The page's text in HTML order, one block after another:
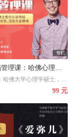
智慧妈妈管理课：哈佛心理学专家教你理性面对焦虑、压抑、愤怒、沮丧、拖延
刘轩老师：哈佛大学心理学硕士，《我是演说家》第二季冠军，拥有20多年心理学教育经验。
99 元